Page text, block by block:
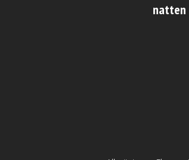
natten